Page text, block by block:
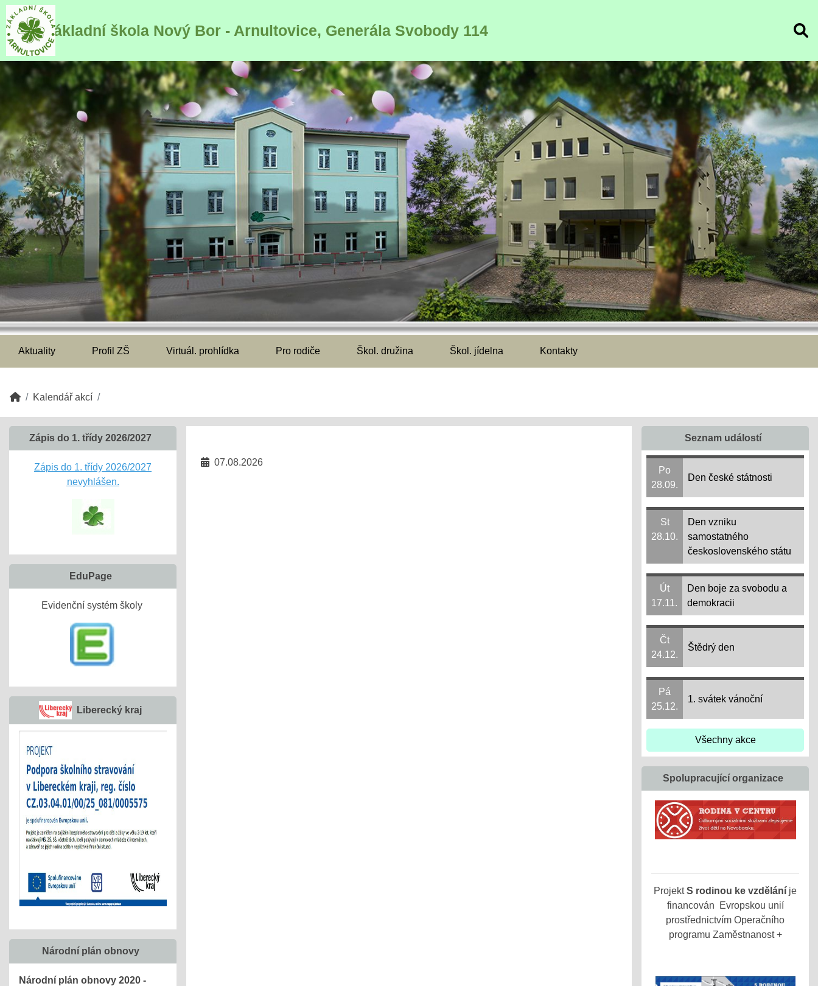
Základní škola Nový Bor - Arnultovice, Generála Svobody 114
Aktuality Profil ZŠ Virtuál. prohlídka Pro rodiče Škol. družina Škol. jídelna Kontakty
Kalendář akcí
07.08.2026
Zápis do 1. třídy 2026/2027
Zápis do 1. třídy 2026/2027
nevyhlášen.
EduPage
Evidenční systém školy
Liberecký kraj
Národní plán obnovy
Národní plán obnovy 2020 -
Seznam událostí
Po
28.09.
Den české státnosti
St
28.10.
Den vzniku
samostatného
československého státu
Út
17.11.
Den boje za svobodu a
demokracii
Čt
24.12.
Štědrý den
Pá
25.12.
1. svátek vánoční
Všechny akce
Spolupracující organizace
ProjektS rodinou ke vzdělání je
financován Evropskou unií
prostřednictvím Operačního
programu Zaměstnanost +